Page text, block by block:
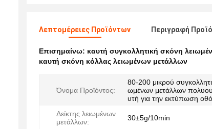
Λεπτομέρειες Προϊόντων Περιγραφή
Επισημαίνω: καυτή συγκολλητική σκόνη
καυτή σκόνη κόλλας λειωμένων μετάλλων
Όνομα Προϊόντος:
80-200 μικρού
ωμένων μετάλλων
υτή για την εκτύπωση
Δείκτης λειωμένων
μετάλλων:
30±5g/10min